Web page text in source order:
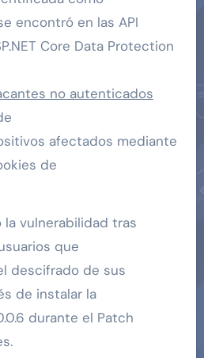
encontró en las API
Core Data Protection
no autenticados
afectados mediante
de
vulnerabilidad tras
que
descifrado de sus
de instalar la
durante el Patch